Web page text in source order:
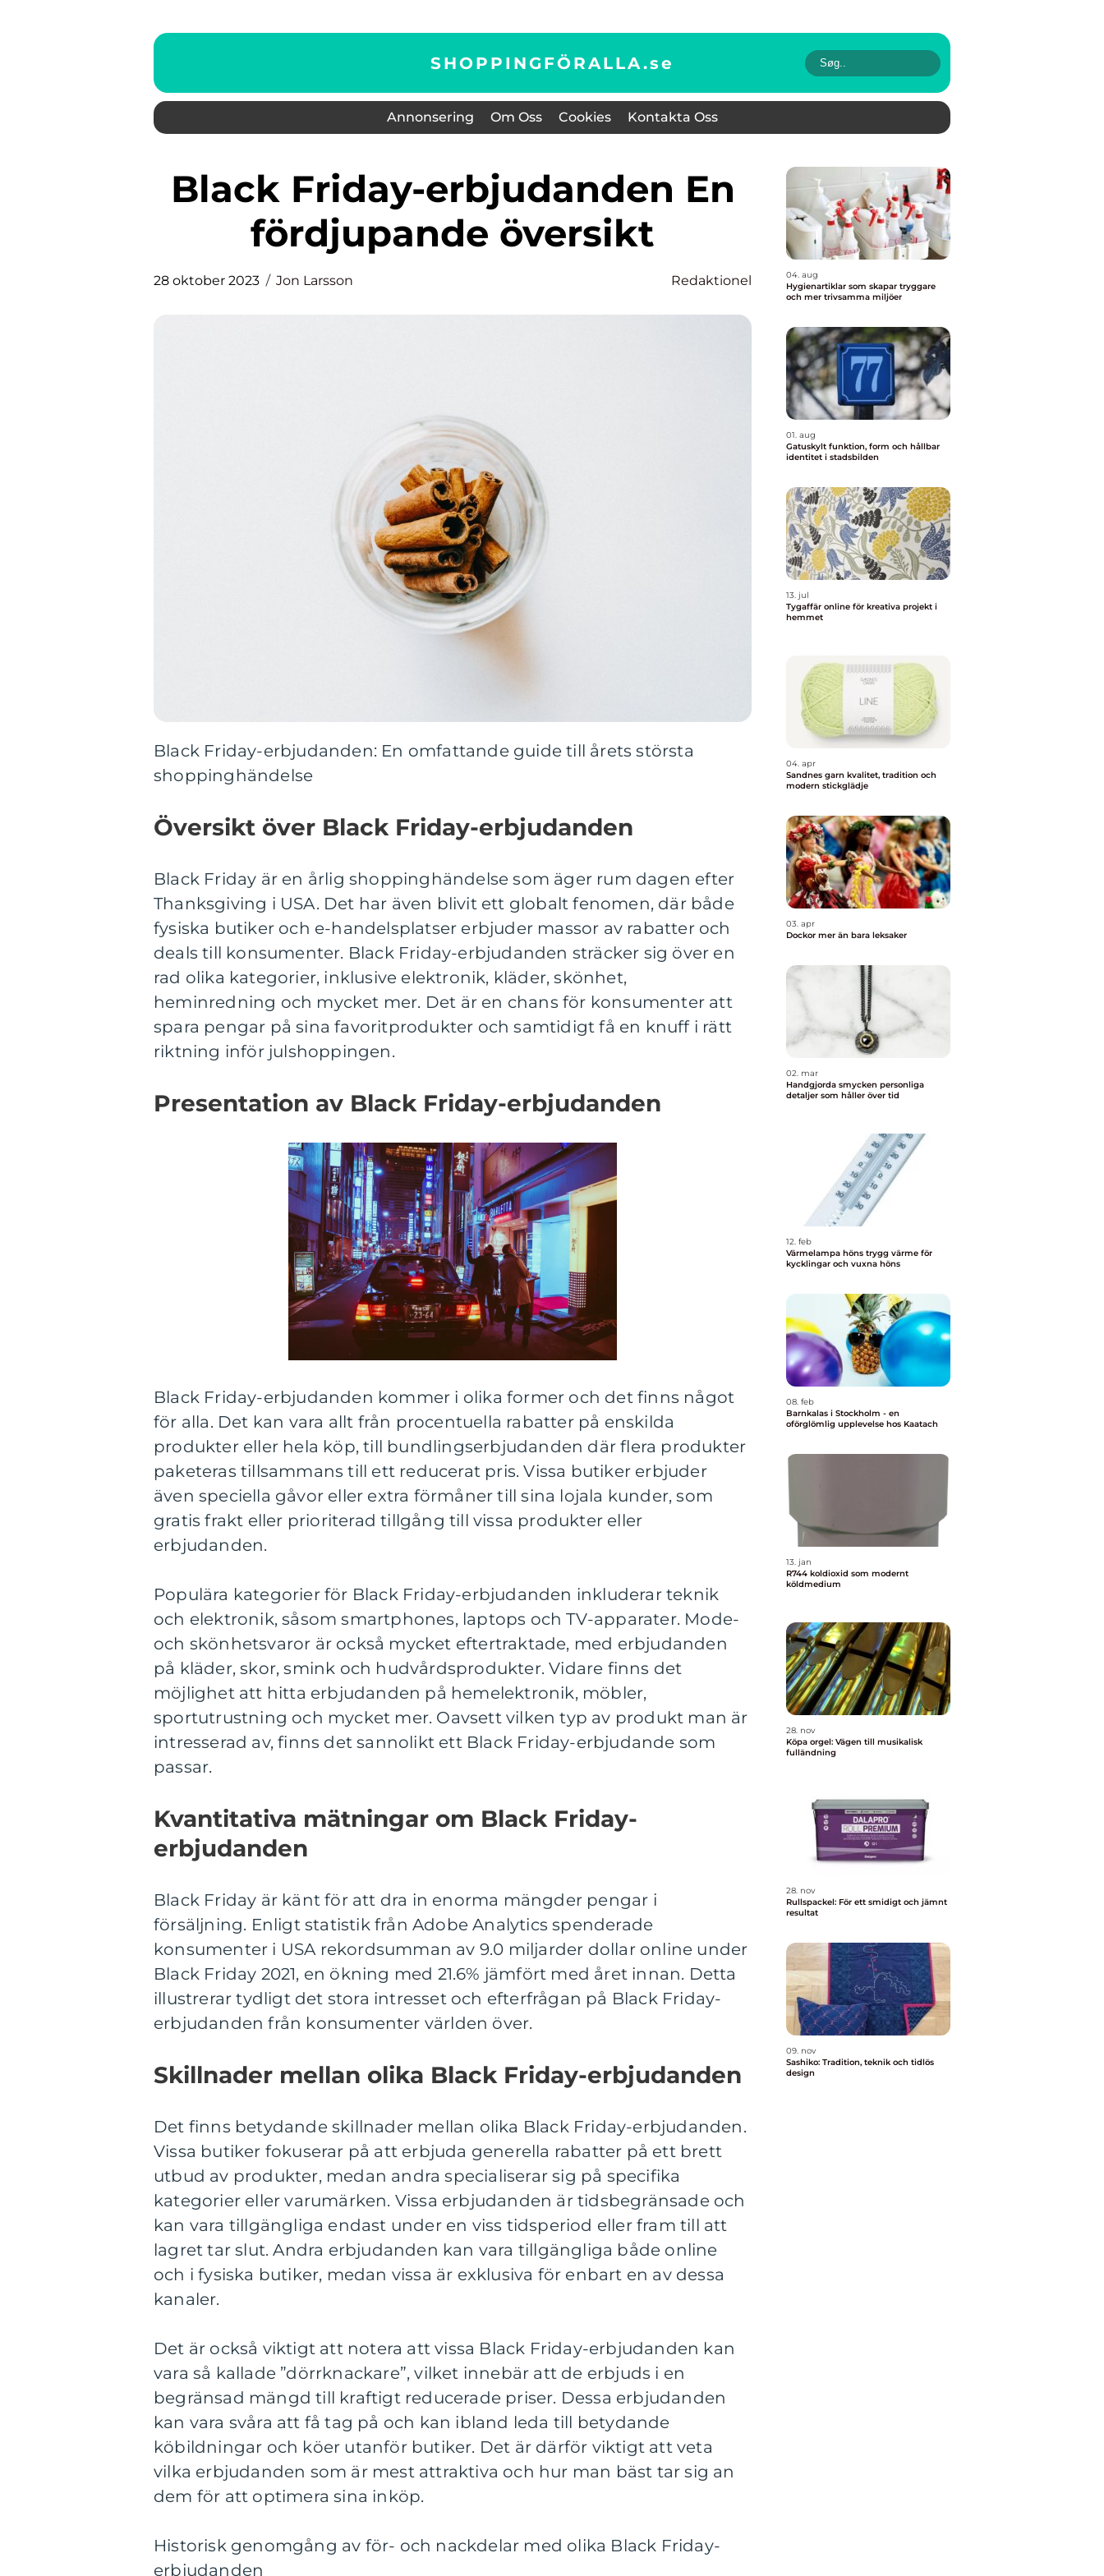
SHOPPINGFÖRALLA.se
Annonsering Om Oss Cookies Kontakta Oss
Black Friday-erbjudanden En
fördjupande översikt
28 oktober 2023 Jon Larsson Redaktionel
Black Friday-erbjudanden: En omfattande guide till årets största
shoppinghändelse
Översikt över Black Friday-erbjudanden
Black Friday är en årlig shoppinghändelse som äger rum dagen efter
Thanksgiving i USA. Det har även blivit ett globalt fenomen, där både
fysiska butiker och e-handelsplatser erbjuder massor av rabatter och
deals till konsumenter. Black Friday-erbjudanden sträcker sig över en
rad olika kategorier, inklusive elektronik, kläder, skönhet,
heminredning och mycket mer. Det är en chans för konsumenter att
spara pengar på sina favoritprodukter och samtidigt få en knuff i rätt
riktning inför julshoppingen.
Presentation av Black Friday-erbjudanden
Black Friday-erbjudanden kommer i olika former och det finns något
för alla. Det kan vara allt från procentuella rabatter på enskilda
produkter eller hela köp, till bundlingserbjudanden där flera produkter
paketeras tillsammans till ett reducerat pris. Vissa butiker erbjuder
även speciella gåvor eller extra förmåner till sina lojala kunder, som
gratis frakt eller prioriterad tillgång till vissa produkter eller
erbjudanden.
Populära kategorier för Black Friday-erbjudanden inkluderar teknik
och elektronik, såsom smartphones, laptops och TV-apparater. Mode-
och skönhetsvaror är också mycket eftertraktade, med erbjudanden
på kläder, skor, smink och hudvårdsprodukter. Vidare finns det
möjlighet att hitta erbjudanden på hemelektronik, möbler,
sportutrustning och mycket mer. Oavsett vilken typ av produkt man är
intresserad av, finns det sannolikt ett Black Friday-erbjudande som
passar.
Kvantitativa mätningar om Black Friday-
erbjudanden
Black Friday är känt för att dra in enorma mängder pengar i
försäljning. Enligt statistik från Adobe Analytics spenderade
konsumenter i USA rekordsumman av 9.0 miljarder dollar online under
Black Friday 2021, en ökning med 21.6% jämfört med året innan. Detta
illustrerar tydligt det stora intresset och efterfrågan på Black Friday-
erbjudanden från konsumenter världen över.
Skillnader mellan olika Black Friday-erbjudanden
Det finns betydande skillnader mellan olika Black Friday-erbjudanden.
Vissa butiker fokuserar på att erbjuda generella rabatter på ett brett
utbud av produkter, medan andra specialiserar sig på specifika
kategorier eller varumärken. Vissa erbjudanden är tidsbegränsade och
kan vara tillgängliga endast under en viss tidsperiod eller fram till att
lagret tar slut. Andra erbjudanden kan vara tillgängliga både online
och i fysiska butiker, medan vissa är exklusiva för enbart en av dessa
kanaler.
Det är också viktigt att notera att vissa Black Friday-erbjudanden kan
vara så kallade ”dörrknackare”, vilket innebär att de erbjuds i en
begränsad mängd till kraftigt reducerade priser. Dessa erbjudanden
kan vara svåra att få tag på och kan ibland leda till betydande
köbildningar och köer utanför butiker. Det är därför viktigt att veta
vilka erbjudanden som är mest attraktiva och hur man bäst tar sig an
dem för att optimera sina inköp.
Historisk genomgång av för- och nackdelar med olika Black Friday-
erbjudanden
04. aug
Hygienartiklar som skapar tryggare
och mer trivsamma miljöer
01. aug
Gatuskylt funktion, form och hållbar
identitet i stadsbilden
13. jul
Tygaffär online för kreativa projekt i
hemmet
04. apr
Sandnes garn kvalitet, tradition och
modern stickglädje
03. apr
Dockor mer än bara leksaker
02. mar
Handgjorda smycken personliga
detaljer som håller över tid
12. feb
Värmelampa höns trygg värme för
kycklingar och vuxna höns
08. feb
Barnkalas i Stockholm - en
oförglömlig upplevelse hos Kaatach
13. jan
R744 koldioxid som modernt
köldmedium
28. nov
Köpa orgel: Vägen till musikalisk
fulländning
28. nov
Rullspackel: För ett smidigt och jämnt
resultat
09. nov
Sashiko: Tradition, teknik och tidlös
design